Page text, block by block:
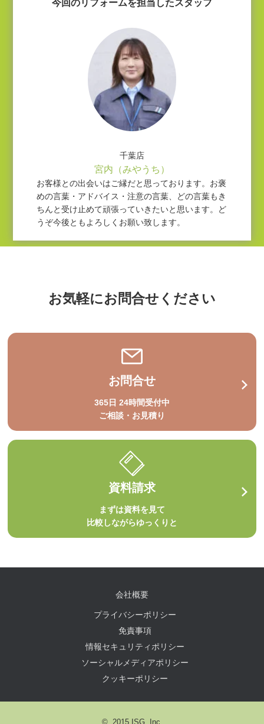
今回のリフォームを担当したスタッフ
千葉店
宮内（みやうち）
お客様との出会いはご縁だと思っております。お褒
めの言葉・アドバイス・注意の言葉、どの言葉もき
ちんと受け止めて頑張っていきたいと思います。ど
うぞ今後ともよろしくお願い致します。
お気軽にお問合せください
お問合せ
365日 24時間受付中
ご相談・お見積り
資料請求
まずは資料を見て
比較しながらゆっくりと
会社概要
プライバシーポリシー
免責事項
情報セキュリティポリシー
ソーシャルメディアポリシー
クッキーポリシー
© 2015 ISG, Inc.